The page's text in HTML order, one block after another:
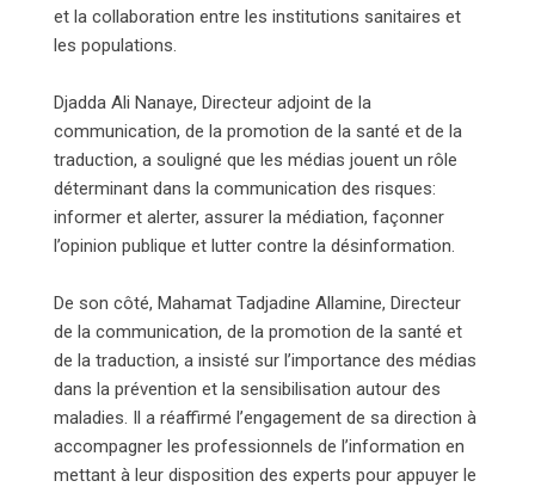
et la collaboration entre les institutions sanitaires et
les populations.
Djadda Ali Nanaye, Directeur adjoint de la
communication, de la promotion de la santé et de la
traduction, a souligné que les médias jouent un rôle
déterminant dans la communication des risques:
informer et alerter, assurer la médiation, façonner
l’opinion publique et lutter contre la désinformation.
De son côté, Mahamat Tadjadine Allamine, Directeur
de la communication, de la promotion de la santé et
de la traduction, a insisté sur l’importance des médias
dans la prévention et la sensibilisation autour des
maladies. Il a réaffirmé l’engagement de sa direction à
accompagner les professionnels de l’information en
mettant à leur disposition des experts pour appuyer le